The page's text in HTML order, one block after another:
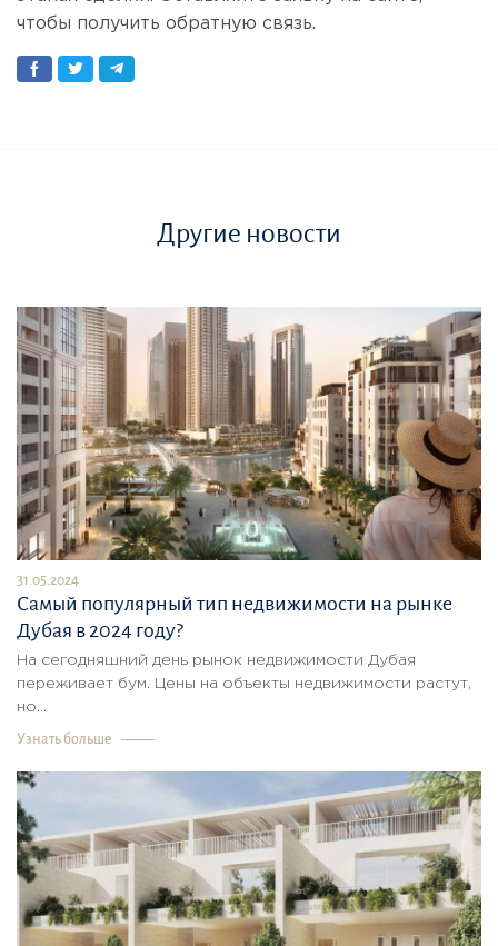
чтобы получить обратную связь.
Другие новости
31.05.2024
Самый популярный тип недвижимости на рынке
Дубая в 2024 году?
На сегодняшний день рынок недвижимости Дубая
переживает бум. Цены на объекты недвижимости растут,
но...
Узнать больше